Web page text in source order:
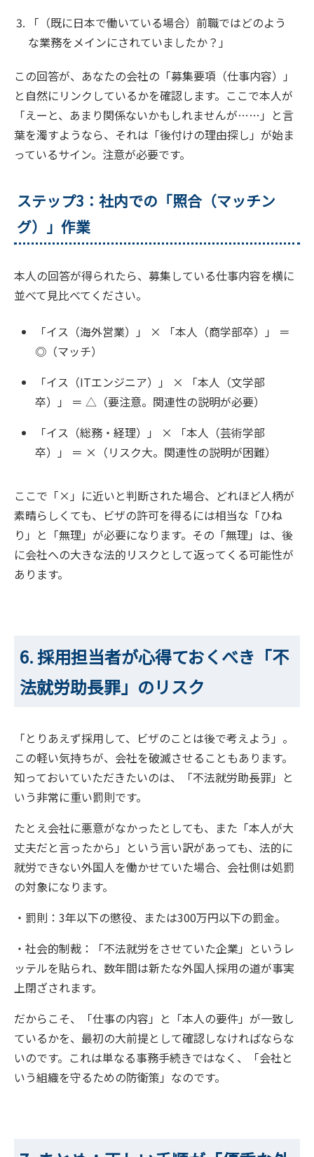
「（既に日本で働いている場合）前職ではどのよう
な業務をメインにされていましたか？」
この回答が、あなたの会社の「募集要項（仕事内容）」
と自然にリンクしているかを確認します。ここで本人が
「えーと、あまり関係ないかもしれませんが……」と言
葉を濁すようなら、それは「後付けの理由探し」が始ま
っているサイン。注意が必要です。
ステップ3：社内での「照合（マッチン
グ）」作業
本人の回答が得られたら、募集している仕事内容を横に
並べて見比べてください。
「イス（海外営業）」 × 「本人（商学部卒）」 ＝
◎（マッチ）
「イス（ITエンジニア）」 × 「本人（文学部
卒）」 ＝ △（要注意。関連性の説明が必要）
「イス（総務・経理）」 × 「本人（芸術学部
卒）」 ＝ ×（リスク大。関連性の説明が困難）
ここで「×」に近いと判断された場合、どれほど人柄が
素晴らしくても、ビザの許可を得るには相当な「ひね
り」と「無理」が必要になります。その「無理」は、後
に会社への大きな法的リスクとして返ってくる可能性が
あります。
6. 採用担当者が心得ておくべき「不
法就労助長罪」のリスク
「とりあえず採用して、ビザのことは後で考えよう」。
この軽い気持ちが、会社を破滅させることもあります。
知っておいていただきたいのは、「不法就労助長罪」と
いう非常に重い罰則です。
たとえ会社に悪意がなかったとしても、また「本人が大
丈夫だと言ったから」という言い訳があっても、法的に
就労できない外国人を働かせていた場合、会社側は処罰
の対象になります。
・罰則：3年以下の懲役、または300万円以下の罰金。
・社会的制裁：「不法就労をさせていた企業」というレ
ッテルを貼られ、数年間は新たな外国人採用の道が事実
上閉ざされます。
だからこそ、「仕事の内容」と「本人の要件」が一致し
ているかを、最初の大前提として確認しなければならな
いのです。これは単なる事務手続きではなく、「会社と
いう組織を守るための防衛策」なのです。